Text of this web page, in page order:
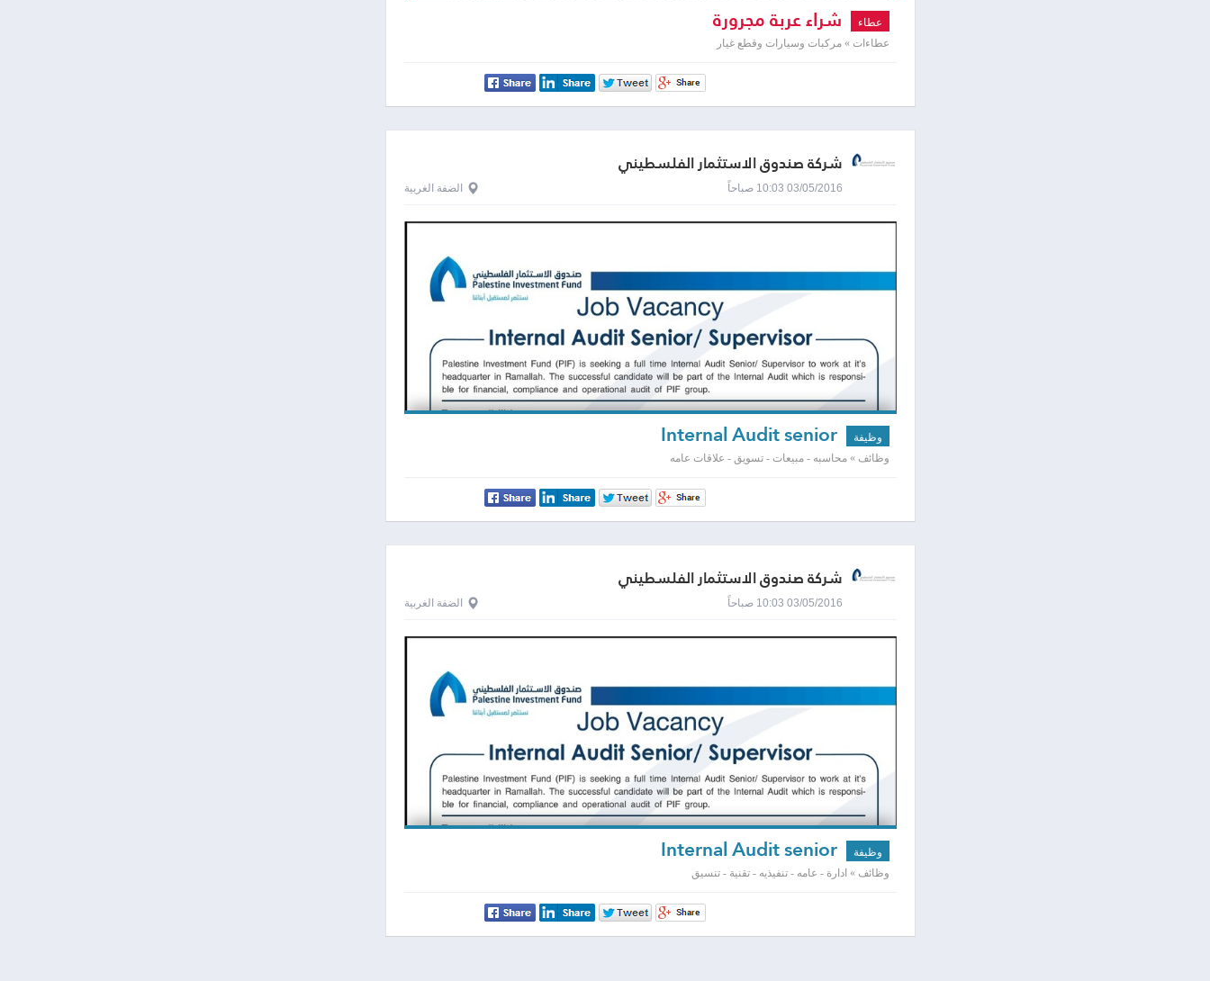
عطاء شراء عربة مجرورة
عطاءات » مركبات وسيارات وقطع غيار
شركة صندوق الاستثمار الفلسطيني
03/05/2016 10:03 صباحاً الضفة الغربية
وظيفة
وظائف » محاسبه - مبيعات - تسويق - علاقات عامه
شركة صندوق الاستثمار الفلسطيني
03/05/2016 10:03 صباحاً الضفة الغربية
وظيفة
وظائف » ادارة - عامه - تنفيذيه - تقنية - تنسيق